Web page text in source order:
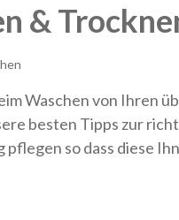
&
Waschen von Ihren
besten Tipps zur
so dass diese